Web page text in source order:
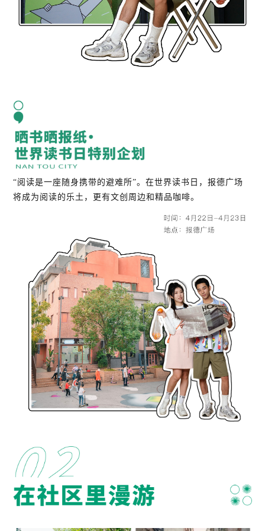
“阅读是一座随身携带的避难所”。在世界读书日，报德广场
将成为阅读的乐土，更有文创周边和精品咖啡。